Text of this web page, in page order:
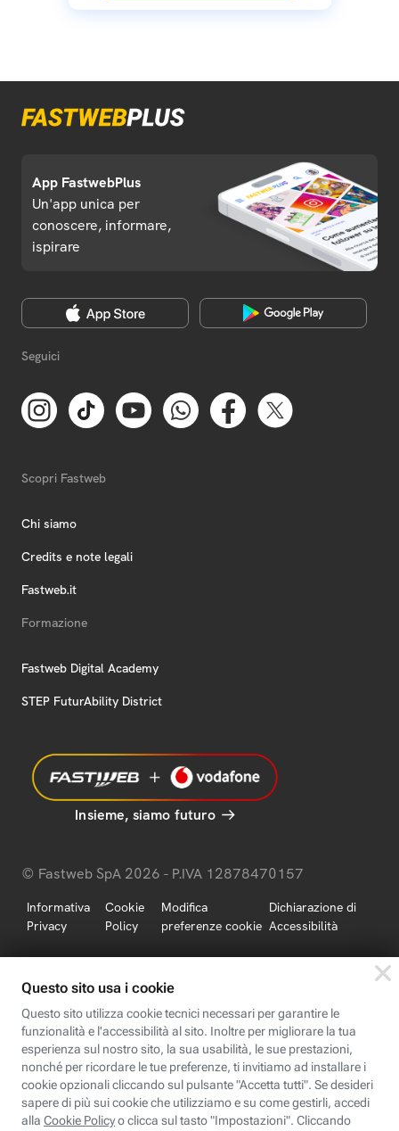
App FastwebPlus
Un'app unica per
conoscere, informare,
ispirare
Seguici
Scopri Fastweb
Chi siamo
Credits e note legali
Fastweb.it
Formazione
Fastweb Digital Academy
STEP FuturAbility District
Insieme, siamo futuro
© Fastweb SpA 2026 - P.IVA 12878470157
Informativa
Privacy
Cookie
Policy
Modifica
preferenze cookie
Dichiarazione di
Accessibilità